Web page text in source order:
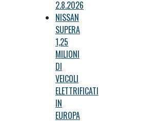
2.8.2026
NISSAN
SUPERA
1,25
MILIONI
DI
VEICOLI
ELETTRIFICATI
IN
EUROPA